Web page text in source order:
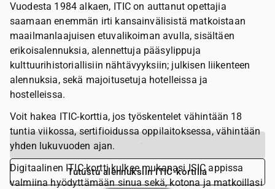
Vuodesta 1984 alkaen, ITIC on auttanut opettajia
saamaan enemmän irti kansainvälisistä matkoistaan
maailmanlaajuisen etuvalikoiman avulla, sisältäen
erikoisalennuksia, alennettuja pääsylippuja
kulttuurihistoriallisiin nähtävyyksiin; julkisen liikenteen
alennuksia, sekä majoitusetuja hotelleissa ja
hostelleissa.
Voit hakea ITIC-korttia, jos työskentelet vähintään 18
tuntia viikossa, sertifioidussa oppilaitoksessa, vähintään
yhden lukuvuoden ajan.
Digitaalinen ITIC-kortti kulkee mukanasi ISIC appissa
valmiina hyödyttämään sinua sekä, kotona ja matkoillasi
Tilaa ITIC
Tutustu alennuksiin ITIC-kortilla